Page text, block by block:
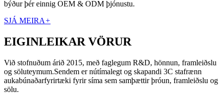
býður þér einnig OEM & ODM þjónustu.
SJÁ MEIRA+
EIGINLEIKAR VÖRUR
Við stofnuðum árið 2015, með faglegum R&D, hönnun, framleiðslu
og söluteymum.Sendem er nútímalegt og skapandi 3C stafrænn
aukabúnaðarfyrirtæki fyrir síma sem samþættir þróun, framleiðslu og
sölu.